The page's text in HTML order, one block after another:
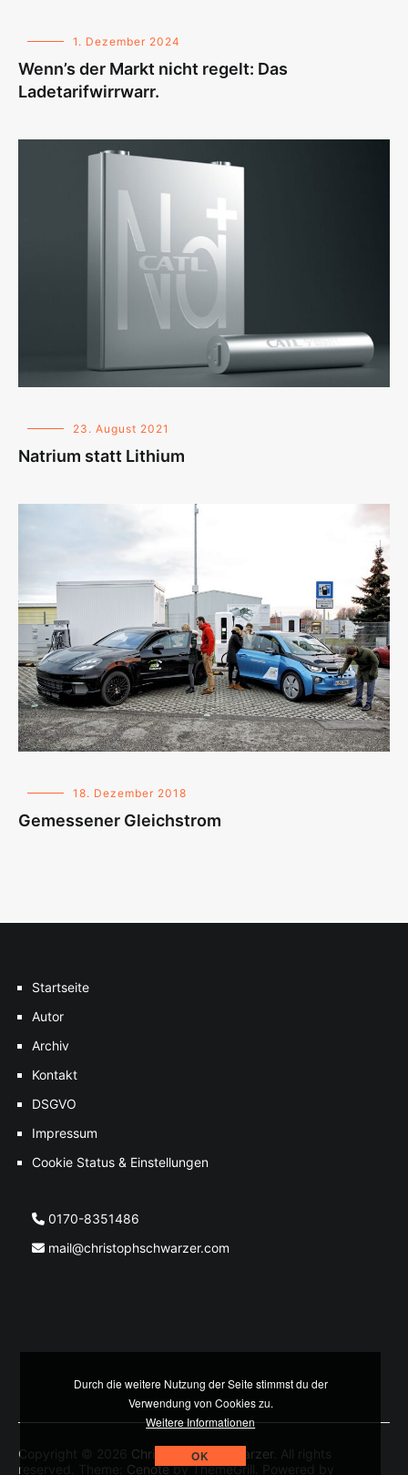
1. Dezember 2024
Wenn’s der Markt nicht regelt: Das
Ladetarifwirrwarr.
23. August 2021
Natrium statt Lithium
18. Dezember 2018
Gemessener Gleichstrom
Startseite
Autor
Archiv
Kontakt
DSGVO
Impressum
Cookie Status & Einstellungen
0170-8351486
mail@christophschwarzer.com
Copyright © 2026 Christoph M. Schwarzer . All rights
reserved. Theme: Cenoteby ThemeGrill. Powered by
Durch die weitere Nutzung der Seite stimmst du der
Verwendung von Cookies zu.
Weitere Informationen
OK